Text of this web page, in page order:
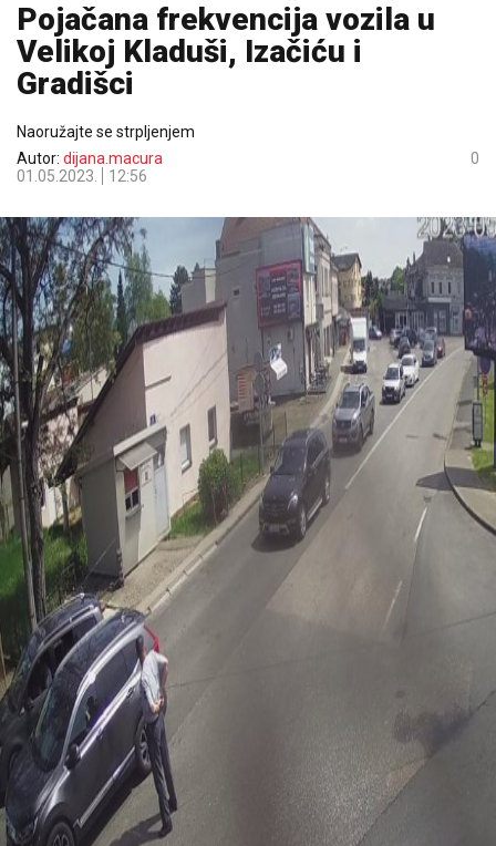
Pojačana frekvencija vozila u
Velikoj Kladuši, Izačiću i
Gradišci
Naoružajte se strpljenjem
Autor: dijana.macura
01.05.2023.
12:56
0